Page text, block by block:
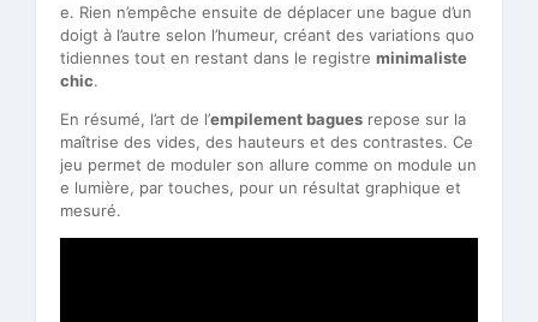
e. Rien n’empêche ensuite de déplacer une bague d’un
doigt à l’autre selon l’humeur, créant des variations quo
tidiennes tout en restant dans le registre minimaliste
chic.
En résumé, l’art de l’empilement bagues repose sur la
maîtrise des vides, des hauteurs et des contrastes. Ce
jeu permet de moduler son allure comme on module un
e lumière, par touches, pour un résultat graphique et
mesuré.